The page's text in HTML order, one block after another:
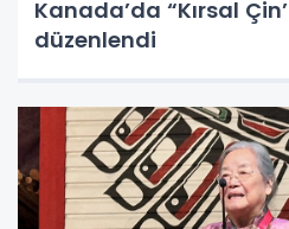
Kanada’da “Kırsal
düzenlendi